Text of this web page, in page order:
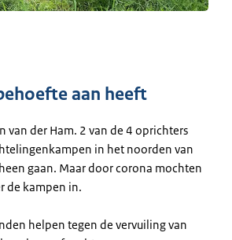
aan heeft
van der Ham. 2 van de 4 oprichters
in het noorden van
gaan. Maar door corona mochten
de kampen in.
helpen tegen de vervuiling van